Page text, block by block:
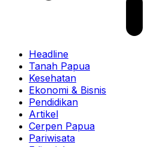
Headline
Tanah Papua
Kesehatan
Ekonomi & Bisnis
Pendidikan
Artikel
Cerpen Papua
Pariwisata